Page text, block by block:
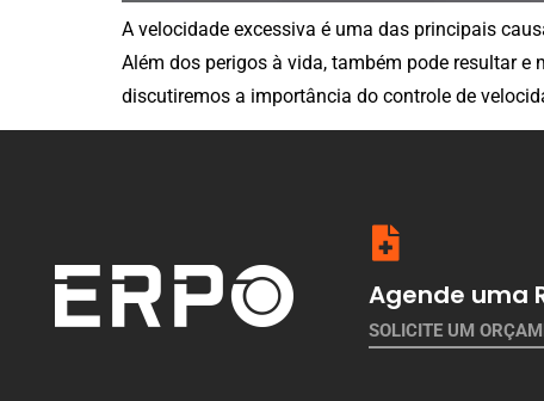
A velocidade excessiva é uma das principais
Além dos perigos à vida, também pode resultar
discutiremos a importância do controle de
Agende uma
SOLICITE UM